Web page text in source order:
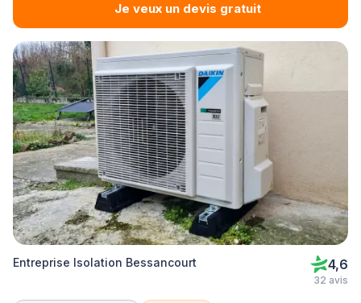
Je veux un devis gratuit
Entreprise Isolation Bessancourt 4,6
32 avis